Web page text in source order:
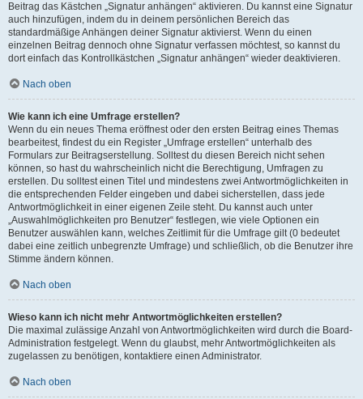
Beitrag das Kästchen „Signatur anhängen“ aktivieren. Du kannst eine Signatur
auch hinzufügen, indem du in deinem persönlichen Bereich das
standardmäßige Anhängen deiner Signatur aktivierst. Wenn du einen
einzelnen Beitrag dennoch ohne Signatur verfassen möchtest, so kannst du
dort einfach das Kontrollkästchen „Signatur anhängen“ wieder deaktivieren.
Nach oben
Wie kann ich eine Umfrage erstellen?
Wenn du ein neues Thema eröffnest oder den ersten Beitrag eines Themas
bearbeitest, findest du ein Register „Umfrage erstellen“ unterhalb des
Formulars zur Beitragserstellung. Solltest du diesen Bereich nicht sehen
können, so hast du wahrscheinlich nicht die Berechtigung, Umfragen zu
erstellen. Du solltest einen Titel und mindestens zwei Antwortmöglichkeiten in
die entsprechenden Felder eingeben und dabei sicherstellen, dass jede
Antwortmöglichkeit in einer eigenen Zeile steht. Du kannst auch unter
„Auswahlmöglichkeiten pro Benutzer“ festlegen, wie viele Optionen ein
Benutzer auswählen kann, welches Zeitlimit für die Umfrage gilt (0 bedeutet
dabei eine zeitlich unbegrenzte Umfrage) und schließlich, ob die Benutzer ihre
Stimme ändern können.
Nach oben
Wieso kann ich nicht mehr Antwortmöglichkeiten erstellen?
Die maximal zulässige Anzahl von Antwortmöglichkeiten wird durch die Board-
Administration festgelegt. Wenn du glaubst, mehr Antwortmöglichkeiten als
zugelassen zu benötigen, kontaktiere einen Administrator.
Nach oben